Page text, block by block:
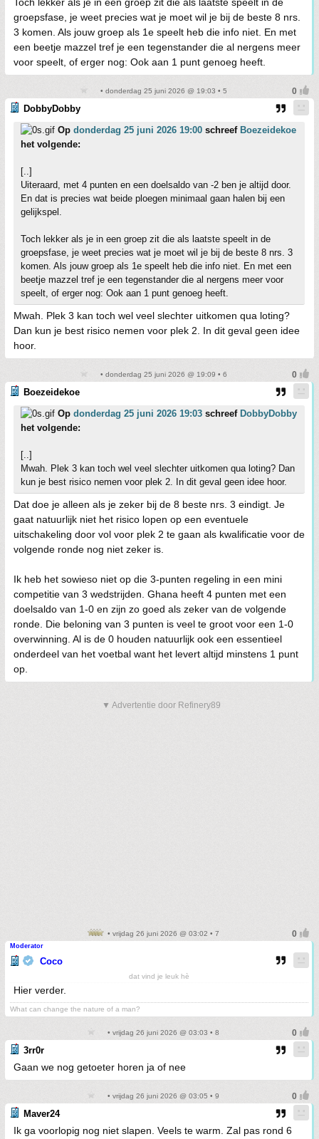
groepsfase, je weet precies wat je moet wil je bij de beste 8 nrs.
3 komen. Als jouw groep als 1e speelt heb die info niet. En met
een beetje mazzel tref je een tegenstander die al nergens meer
voor speelt, of erger nog: Ook aan 1 punt genoeg heeft.
• donderdag 25 juni 2026 @ 19:03 • 5
DobbyDobby
Op donderdag 25 juni 2026 19:00 schreef Boezeidekoe
het volgende:
[..]
Uiteraard, met 4 punten en een doelsaldo van -2 ben je altijd door.
En dat is precies wat beide ploegen minimaal gaan halen bij een
gelijkspel.
Toch lekker als je in een groep zit die als laatste speelt in de
groepsfase, je weet precies wat je moet wil je bij de beste 8 nrs. 3
komen. Als jouw groep als 1e speelt heb die info niet. En met een
beetje mazzel tref je een tegenstander die al nergens meer voor
speelt, of erger nog: Ook aan 1 punt genoeg heeft.
Mwah. Plek 3 kan toch wel veel slechter uitkomen qua loting?
Dan kun je best risico nemen voor plek 2. In dit geval geen idee
hoor.
• donderdag 25 juni 2026 @ 19:09 • 6
Boezeidekoe
Op donderdag 25 juni 2026 19:03 schreef DobbyDobby
het volgende:
[..]
Mwah. Plek 3 kan toch wel veel slechter uitkomen qua loting? Dan
kun je best risico nemen voor plek 2. In dit geval geen idee hoor.
Dat doe je alleen als je zeker bij de 8 beste nrs. 3 eindigt. Je
gaat natuurlijk niet het risico lopen op een eventuele
uitschakeling door vol voor plek 2 te gaan als kwalificatie voor de
volgende ronde nog niet zeker is.
Ik heb het sowieso niet op die 3-punten regeling in een mini
competitie van 3 wedstrijden. Ghana heeft 4 punten met een
doelsaldo van 1-0 en zijn zo goed als zeker van de volgende
ronde. Die beloning van 3 punten is veel te groot voor een 1-0
overwinning. Al is de 0 houden natuurlijk ook een essentieel
onderdeel van het voetbal want het levert altijd minstens 1 punt
op.
▼ Advertentie door Refinery89
• vrijdag 26 juni 2026 @ 03:02 • 7
Moderator
Coco
dat vind je leuk hè
Hier verder.
What can change the nature of a man?
• vrijdag 26 juni 2026 @ 03:03 • 8
3rr0r
Gaan we nog getoeter horen ja of nee
• vrijdag 26 juni 2026 @ 03:05 • 9
Maver24
Ik ga voorlopig nog niet slapen. Veels te warm. Zal pas rond 6